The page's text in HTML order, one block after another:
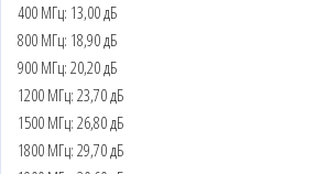
400 МГц: 13,00 дБ
800 МГц: 18,90 дБ
900 МГц: 20,20 дБ
1200 МГц: 23,70 дБ
1500 МГц: 26,80 дБ
1800 МГц: 29,70 дБ